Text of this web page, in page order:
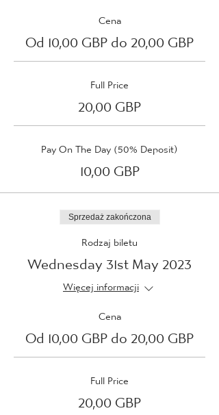
Cena
Od 10,00 GBP do 20,00 GBP
Full Price
20,00 GBP
Pay On The Day (50% Deposit)
10,00 GBP
Sprzedaż zakończona
Rodzaj biletu
Wednesday 31st May 2023
Więcej informacji
Cena
Od 10,00 GBP do 20,00 GBP
Full Price
20,00 GBP